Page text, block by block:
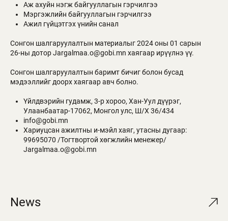
Аж ахуйн нэгж байгууллагын гэрчилгээ
Мэргэжлийн байгууллагын гэрчилгээ
Ажил гүйцэтгэх үнийн санал
Сонгон шалгаруулалтын материалыг 2024 оны 01 сарын
26-ны доторJargalmaa.o@gobi.mn хаягаар ирүүлнэ үү.
Сонгон шалгаруулалтын баримт бичиг болон бусад
мэдээллийг доорх хаягаар авч болно.
Үйлдвэрийн гудамж, 3-р хороо, Хан-Уул дүүрэг,
Улаанбаатар-17062, Монгол улс, Ш/Х 36/434
info@gobi.mn
Хариуцсан ажилтны и-мэйл хаяг, утасны дугаар:
99695070 /Тогтвортой хөгжлийн менежер/
Jargalmaa.o@gobi.mn
News